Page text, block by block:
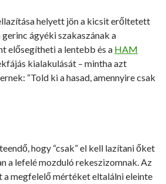
helyett jön a kicsit erőltetett
ágyéki szakaszának a
elősegítheti a lentebb és a HAM
kialakulását – mintha azt
“Told ki a hasad, amennyire csak
hogy “csak” el kell lazítani őket
a lefelé mozduló rekeszizomnak. Az
a megfelelő mértéket eltalálni eleinte